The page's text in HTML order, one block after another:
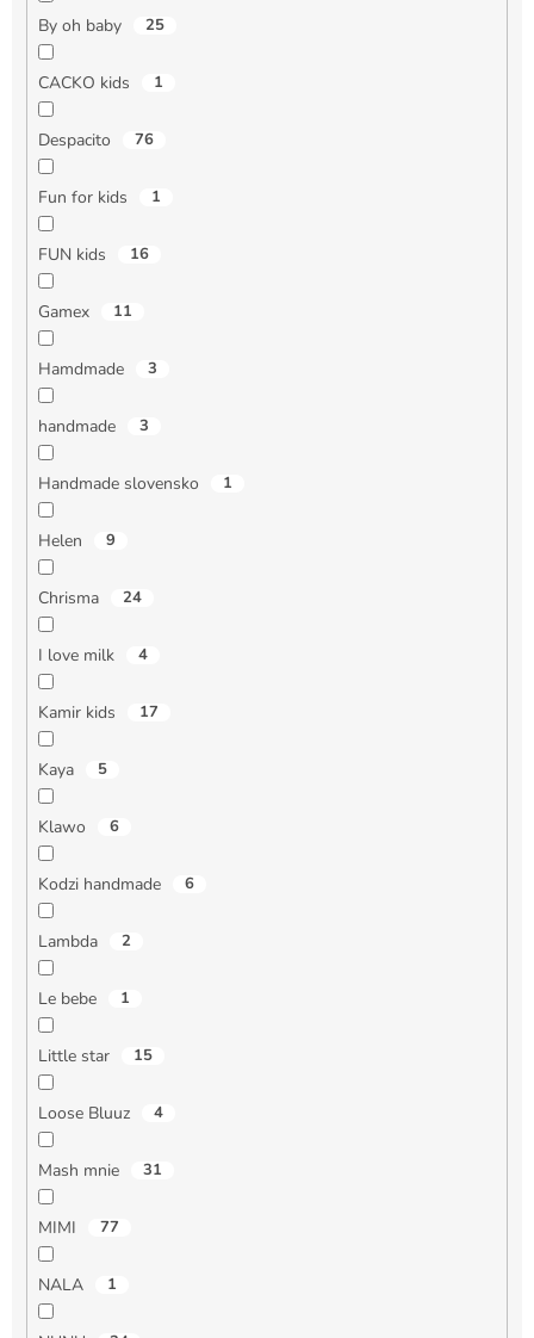
By oh baby 25
CACKO kids 1
Despacito 76
Fun for kids 1
FUN kids 16
Gamex 11
Hamdmade 3
handmade 3
Handmade slovensko 1
Helen 9
Chrisma 24
I love milk 4
Kamir kids 17
Kaya 5
Klawo 6
Kodzi handmade 6
Lambda 2
Le bebe 1
Little star 15
Loose Bluuz 4
Mash mnie 31
MIMI 77
NALA 1